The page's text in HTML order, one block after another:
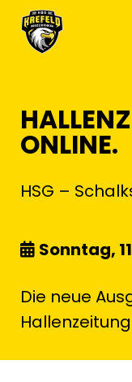
ONLINE.
HSG –
Sonntag,
Die neue
Hallenzeitung